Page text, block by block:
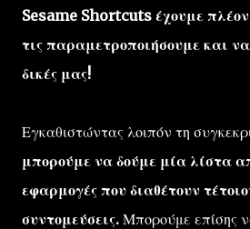
Sesame Shortcuts έχουμε
τις παραμετροποιήσουμε και
δικές μας!
Εγκαθιστώντας λοιπόν τη
μπορούμε να δούμε μία λίστα
εφαρμογές που διαθέτουν
συντομεύσεις. Μπορούμε επίσης